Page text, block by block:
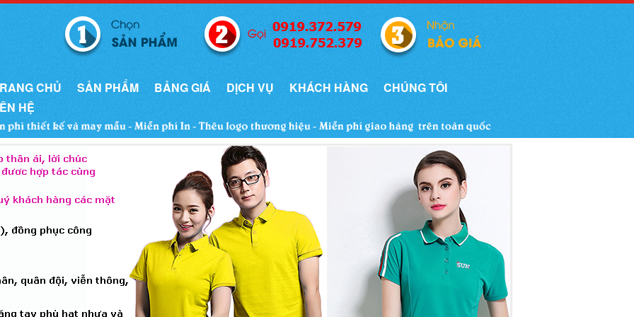
CHỦ SẢN PHẨM BẢNG GIÁ DỊCH VỤ KHÁCH HÀNG
CHÚNG TÔI
HỆ